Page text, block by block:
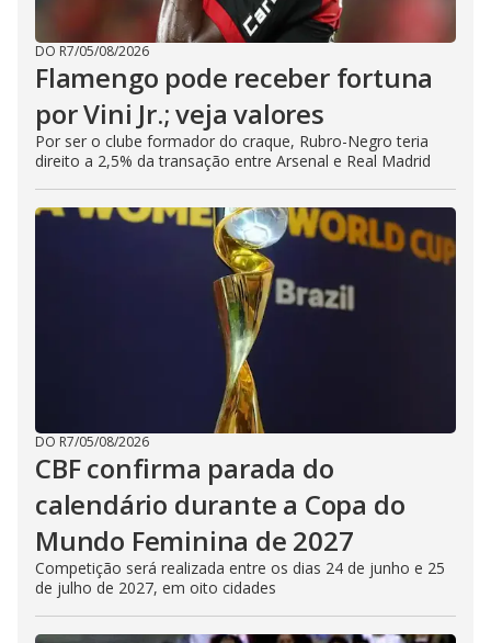
DO R7/05/08/2026
Flamengo pode receber fortuna
por Vini Jr.; veja valores
Por ser o clube formador do craque, Rubro-Negro teria
direito a 2,5% da transação entre Arsenal e Real Madrid
DO R7/05/08/2026
CBF confirma parada do
calendário durante a Copa do
Mundo Feminina de 2027
Competição será realizada entre os dias 24 de junho e 25
de julho de 2027, em oito cidades